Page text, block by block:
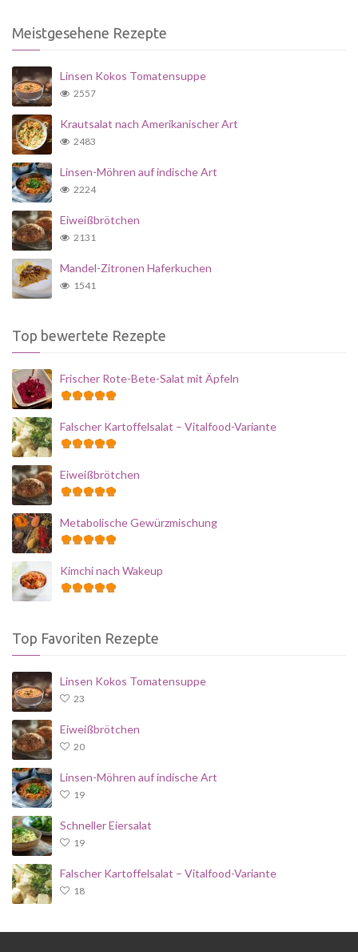
Meistgesehene Rezepte
Linsen Kokos Tomatensuppe
2557
Krautsalat nach Amerikanischer Art
2483
Linsen-Möhren auf indische Art
2224
Eiweißbrötchen
2131
Mandel-Zitronen Haferkuchen
1541
Top bewertete Rezepte
Frischer Rote-Bete-Salat mit Äpfeln
Falscher Kartoffelsalat – Vitalfood-Variante
Eiweißbrötchen
Metabolische Gewürzmischung
Kimchi nach Wakeup
Top Favoriten Rezepte
Linsen Kokos Tomatensuppe
23
Eiweißbrötchen
20
Linsen-Möhren auf indische Art
19
Schneller Eiersalat
19
Falscher Kartoffelsalat – Vitalfood-Variante
18